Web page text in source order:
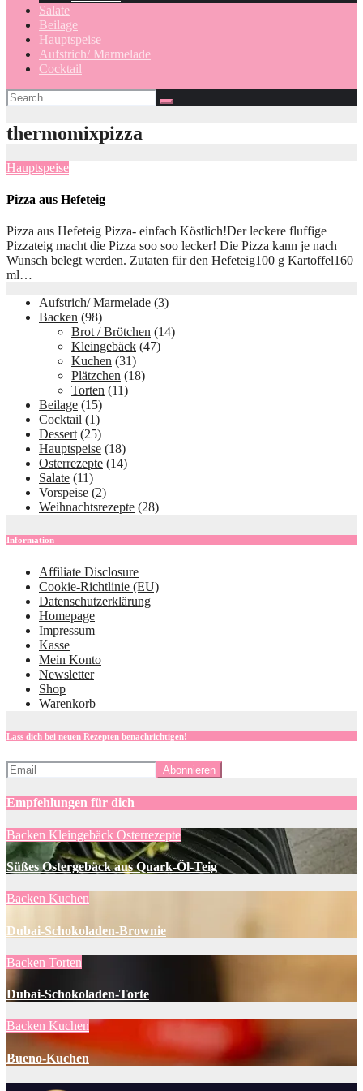
Salate
Beilage
Hauptspeise
Aufstrich/ Marmelade
Cocktail
thermomixpizza
Hauptspeise
Pizza aus Hefeteig
Pizza aus Hefeteig Pizza- einfach Köstlich!Der leckere fluffige
Pizzateig macht die Pizza soo soo lecker! Die Pizza kann je nach
Wunsch belegt werden. Zutaten für den Hefeteig100 g Kartoffel160
ml…
Aufstrich/ Marmelade (3)
Backen (98)
Brot / Brötchen (14)
Kleingebäck (47)
Kuchen (31)
Plätzchen (18)
Torten (11)
Beilage (15)
Cocktail (1)
Dessert (25)
Hauptspeise (18)
Osterrezepte (14)
Salate (11)
Vorspeise (2)
Weihnachtsrezepte (28)
Information
Affiliate Disclosure
Cookie-Richtlinie (EU)
Datenschutzerklärung
Homepage
Impressum
Kasse
Mein Konto
Newsletter
Shop
Warenkorb
Lass dich bei neuen Rezepten benachrichtigen!
Empfehlungen für dich
Backen Kleingebäck Osterrezepte
Süßes Ostergebäck aus Quark-Öl-Teig
Backen Kuchen
Dubai-Schokoladen-Brownie
Backen Torten
Dubai-Schokoladen-Torte
Backen Kuchen
Bueno-Kuchen